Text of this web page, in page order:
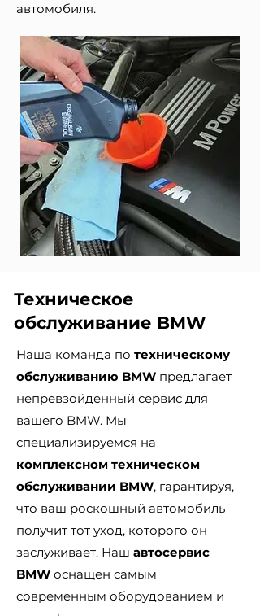
автомобиля.
Техническое
обслуживание BMW
Наша команда по техническому
обслуживанию BMW предлагает
непревзойденный сервис для
вашего BMW. Мы
специализируемся на
комплексном техническом
обслуживании BMW, гарантируя,
что ваш роскошный автомобиль
получит тот уход, которого он
заслуживает. Наш автосервис
BMW оснащен самым
современным оборудованием и